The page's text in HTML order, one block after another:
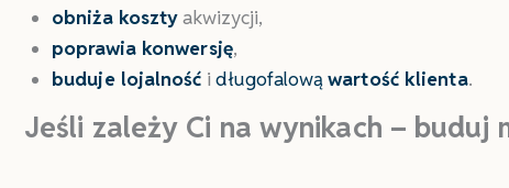
obniża kosztyakwizycji,
poprawia konwersję,
buduje lojalność i długofalowąwartość klienta.
Jeśli zależy Ci na wynikach – buduj